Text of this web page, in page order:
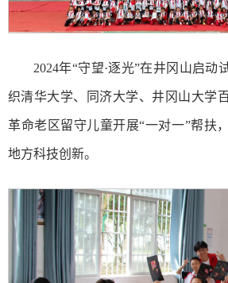
2024年“守望·逐光”在井冈山启动
织清华大学、同济大学、井冈山大学
革命老区留守儿童开展“一对一”帮扶
地方科技创新。